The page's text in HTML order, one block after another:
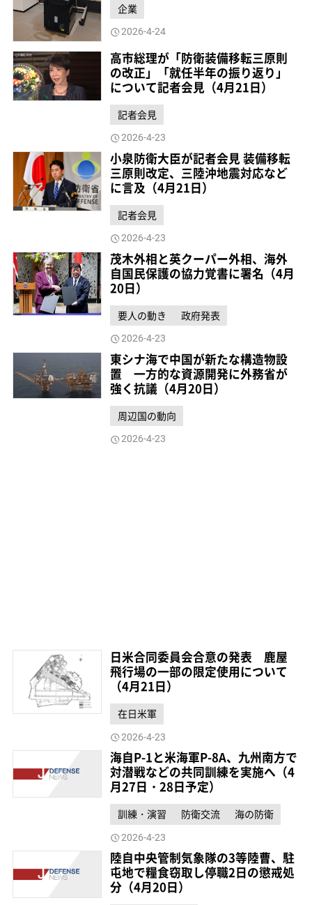
企業
2026-4-24
高市総理が「防衛装備移転三原則
の改正」「就任半年の振り返り」
について記者会見（4月21日）
記者会見
2026-4-23
小泉防衛大臣が記者会見 装備移転
三原則改定、三陸沖地震対応など
に言及（4月21日）
記者会見
2026-4-23
茂木外相と英クーパー外相、海外
自国民保護の協力覚書に署名（4月
20日）
要人の動き 政府発表
2026-4-23
東シナ海で中国が新たな構造物設
置 一方的な資源開発に外務省が
強く抗議（4月20日）
周辺国の動向
2026-4-23
日米合同委員会合意の発表 鹿屋
飛行場の一部の限定使用について
（4月21日）
在日米軍
2026-4-23
海自P-1と米海軍P-8A、九州南方で
対潜戦などの共同訓練を実施へ（4
月27日・28日予定）
訓練・演習 防衛交流 海の防衛
2026-4-23
陸自中央管制気象隊の3等陸曹、駐
屯地で糧食窃取し停職2日の懲戒処
分（4月20日）